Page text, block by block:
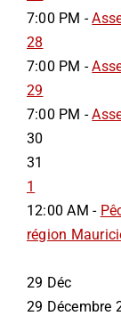
7:00 PM -
28
7:00 PM -
29
7:00 PM -
30
31
1
12:00 AM -
région
29 Déc
29 Décembre